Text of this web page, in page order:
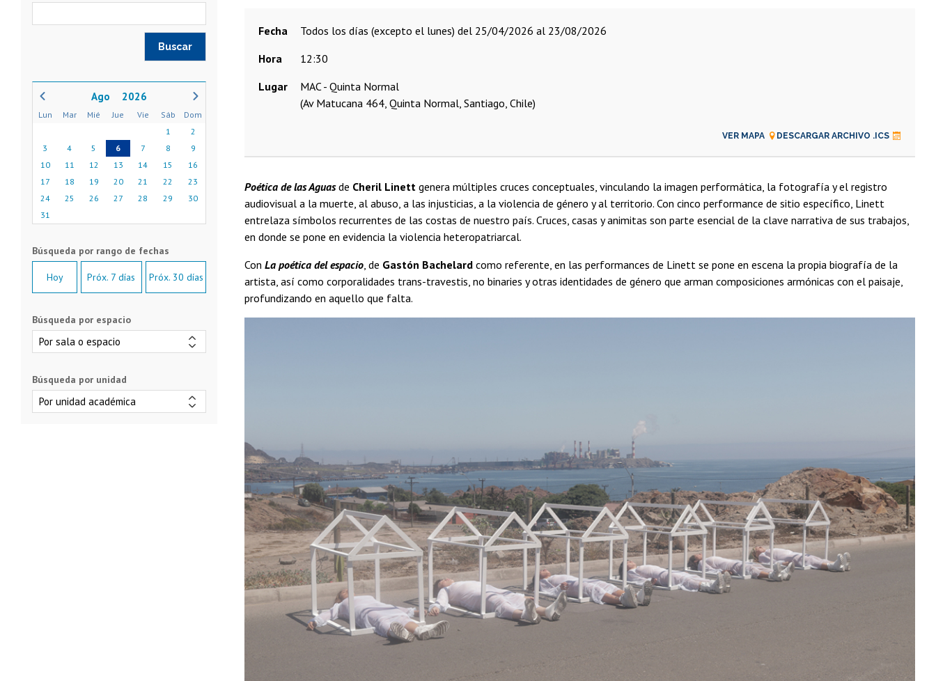
Fecha
todos los días (excepto el lunes) del 25/04/2026 al 23/08/2026
Hora
12:30
Lugar
MAC - Quinta Normal
(Av Matucana 464, Quinta Normal, Santiago, Chile)
VER MAPA DESCARGAR ARCHIVO .ICS
Poética de las Aguasde Cheril Linett genera múltiples cruces conceptuales, vinculando la imagen performática, la fotografía y el registro
audiovisual a la muerte, al abuso, a las injusticias, a la violencia de género y al territorio. Con cinco performance de sitio específico, Linett
entrelaza símbolos recurrentes de las costas de nuestro país. Cruces, casas y animitas son parte esencial de la clave narrativa de sus trabajos,
en donde se pone en evidencia la violencia heteropatriarcal.
Con La poética del espacio , de Gastón Bachelard como referente, en las performances de Linett se pone en escena la propia biografía de la
artista, así como corporalidades trans-travestis, no binaries y otras identidades de género que arman composiciones armónicas con el paisaje,
profundizando en aquello que falta.
2026
Lun Mar Mié Jue Vie Sáb
Dom
1
2
3
4 5 6 7 8
9
10
11 12 13 14 15
16
17
18 19 20 21 22
23
24
25 26 27 28 29
30
31
Hoy Próx. 7 días Próx. 30 días
Búsqueda por espacio
Búsqueda por unidad